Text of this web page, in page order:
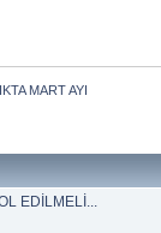
MART AYI
EDİLMELİ...